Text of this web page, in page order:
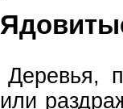
Деревья,
или